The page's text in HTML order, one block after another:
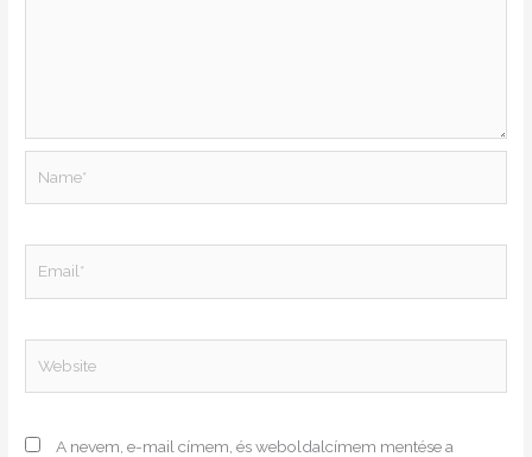
A nevem, e-mail címem, és weboldalcímem mentése a